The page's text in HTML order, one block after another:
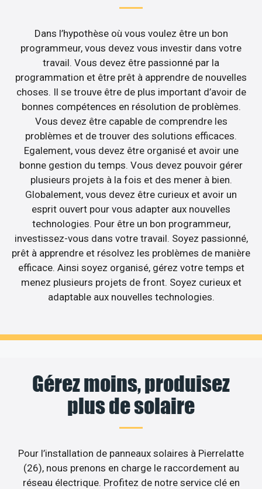
Dans l’hypothèse où vous voulez être un bon
programmeur, vous devez vous investir dans votre
travail. Vous devez être passionné par la
programmation et être prêt à apprendre de nouvelles
choses. Il se trouve être de plus important d’avoir de
bonnes compétences en résolution de problèmes.
Vous devez être capable de comprendre les
problèmes et de trouver des solutions efficaces.
Egalement, vous devez être organisé et avoir une
bonne gestion du temps. Vous devez pouvoir gérer
plusieurs projets à la fois et des mener à bien.
Globalement, vous devez être curieux et avoir un
esprit ouvert pour vous adapter aux nouvelles
technologies. Pour être un bon programmeur,
investissez-vous dans votre travail. Soyez passionné,
prêt à apprendre et résolvez les problèmes de manière
efficace. Ainsi soyez organisé, gérez votre temps et
menez plusieurs projets de front. Soyez curieux et
adaptable aux nouvelles technologies.
Gérez moins, produisez
plus de solaire
Pour l’installation de panneaux solaires à Pierrelatte
(26), nous prenons en charge le raccordement au
réseau électrique. Profitez de notre service clé en